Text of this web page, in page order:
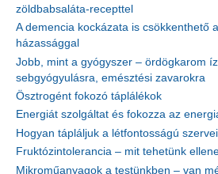
zöldbabsaláta-recepttel
A demencia kockázata is csökkenthető
házassággal
Jobb, mint a gyógyszer – ördögkarom
sebgyógyulásra, emésztési zavarokra
Ösztrogént fokozó táplálékok
Energiát szolgáltat és fokozza az
Hogyan tápláljuk a létfontosságú
Fruktózintolerancia – mit tehetünk
Mikroműanyagok a testünkben – van